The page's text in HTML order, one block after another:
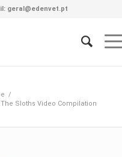
geral@edenvet.pt
/
Sloths Video Compilation